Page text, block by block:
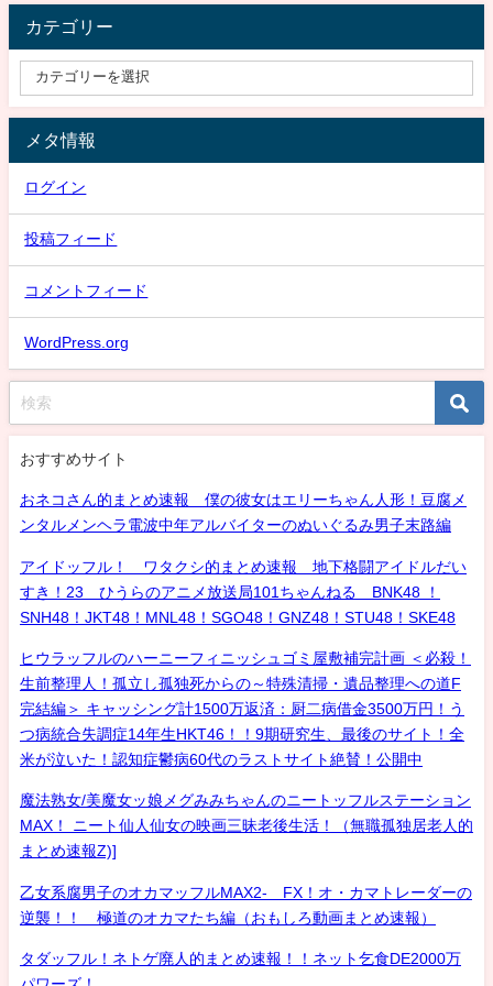
カテゴリー
メタ情報
ログイン
投稿フィード
コメントフィード
WordPress.org
おすすめサイト
おネコさん的まとめ速報 僕の彼女はエリーちゃん人形！豆腐メ
ンタルメンヘラ電波中年アルバイターのぬいぐるみ男子末路編
アイドッフル！ ワタクシ的まとめ速報 地下格闘アイドルだい
すき！23 ひうらのアニメ放送局101ちゃんねる BNK48 ！
SNH48！JKT48！MNL48！SGO48！GNZ48！STU48！SKE48
ヒウラッフルのハーニーフィニッシュゴミ屋敷補完計画 ＜必殺！
生前整理人！孤立し孤独死からの～特殊清掃・遺品整理への道F
完結編＞ キャッシング計1500万返済：厨二病借金3500万円！う
つ病統合失調症14年生HKT46！！9期研究生、最後のサイト！全
米が泣いた！認知症鬱病60代のラストサイト絶賛！公開中
魔法熟女/美魔女ッ娘メグみみちゃんのニートッフルステーション
MAX！ ニート仙人仙女の映画三昧老後生活！（無職孤独居老人的
まとめ速報Z)]
乙女系腐男子のオカマッフルMAX2- FX！オ・カマトレーダーの
逆襲！！ 極道のオカマたち編（おもしろ動画まとめ速報）
タダッフル！ネトゲ廃人的まとめ速報！！ネット乞食DE2000万